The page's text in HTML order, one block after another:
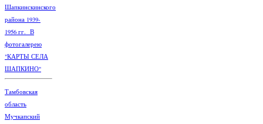
Шапкинскинского
района 1939-
1956 гг. В
фотогалерею
"КАРТЫ СЕЛА
ШАПКИНО"
Тамбовская
область
Мучкапский